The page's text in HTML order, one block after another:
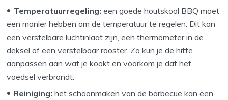
Temperatuurregeling:een goede houtskool BBQ moet
een manier hebben om de temperatuur te regelen. Dit kan
een verstelbare luchtinlaat zijn, een thermometer in de
deksel of een verstelbaar rooster. Zo kun je de hitte
aanpassen aan wat je kookt en voorkom je dat het
voedsel verbrandt.
Reiniging:het schoonmaken van de barbecue kan een